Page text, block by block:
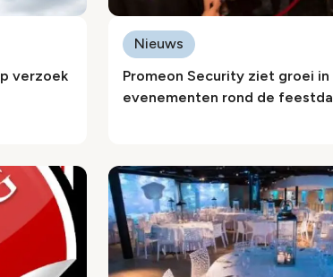
verzoek
Promeon Security ziet groei in
evenementen rond de
Nieuws